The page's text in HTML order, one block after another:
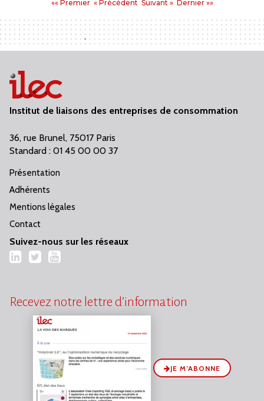
«« PremierPremier
« PrécédentPrécédent
Suivant
Suivant » Dernier
Dernier »»
Institut de liaisons des entreprises de consommation
36, rue Brunel, 75017 Paris
Standard : 01 45 00 00 37
Présentation
Adhérents
Mentions légales
Contact
Suivez-nous sur les réseaux
LinkedIn
TwitterYouTube
Recevez notre lettre d’information
JE M’ABONNE